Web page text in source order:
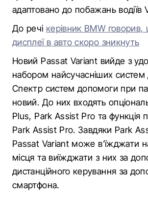
адаптовано до побажань водіїв
До речі керівник BMW говорив,
дисплеї в авто скоро зникнуть
Новий Passat Variant вийде з
набором найсучасніших
Спектр систем допомоги при
новий. До них входять
Plus, Park Assist Pro та функція
Park Assist Pro. Завдяки Park
Passat Variant може в’їжджати
місця та виїжджати з них за
дистанційного керування за
смартфона.